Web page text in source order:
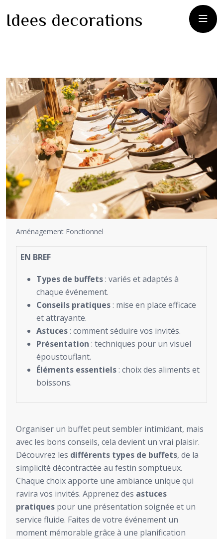
Idees decorations
Aménagement Fonctionnel
EN BREF
Types de buffets: variés et adaptés à
chaque événement.
Conseils pratiques: mise en place efficace
et attrayante.
Astuces: comment séduire vos invités.
Présentation : techniques pour un visuel
époustouflant.
Éléments essentiels: choix des aliments et
boissons.
Organiser un buffet peut sembler intimidant, mais
avec les bons conseils, cela devient un vrai plaisir.
Découvrez les différents types de buffets, de la
simplicité décontractée au festin somptueux.
Chaque choix apporte une ambiance unique qui
ravira vos invités. Apprenez des astuces
pratiques pour une présentation soignée et un
service fluide. Faites de votre événement un
moment mémorable grâce à une planification